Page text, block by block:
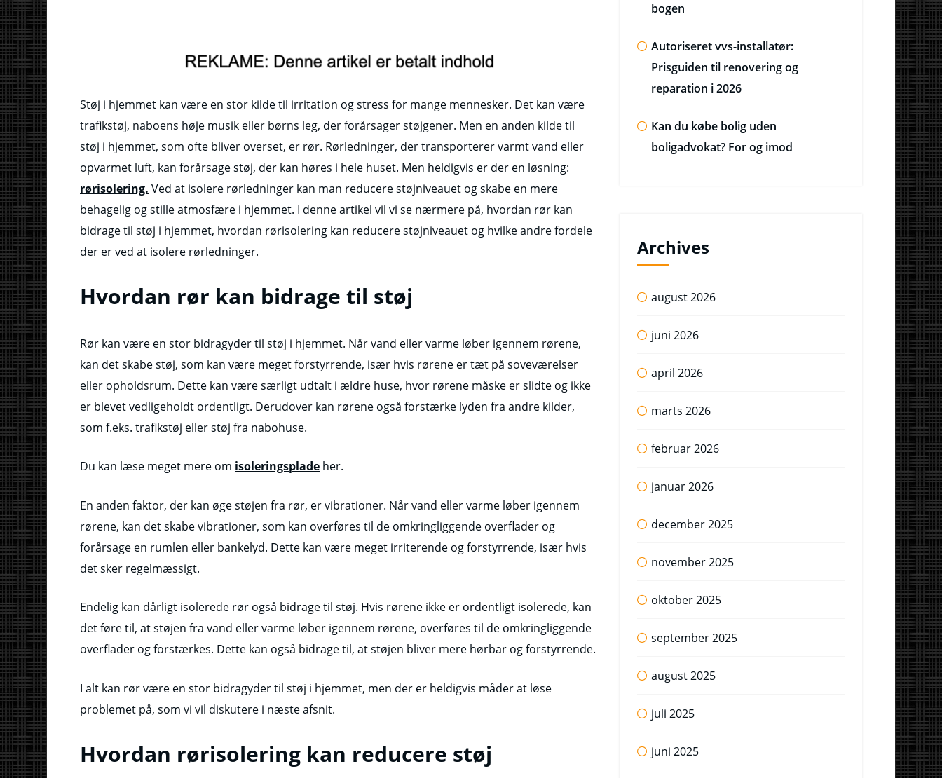
Støj i hjemmet kan være en stor kilde til irritation og stress for mange mennesker. Det kan være
trafikstøj, naboens høje musik eller børns leg, der forårsager støjgener. Men en anden kilde til
støj i hjemmet, som ofte bliver overset, er rør. Rørledninger, der transporterer varmt vand eller
opvarmet luft, kan forårsage støj, der kan høres i hele huset. Men heldigvis er der en løsning:
rørisolering. Ved at isolere rørledninger kan man reducere støjniveauet og skabe en mere
behagelig og stille atmosfære i hjemmet. I denne artikel vil vi se nærmere på, hvordan rør kan
bidrage til støj i hjemmet, hvordan rørisolering kan reducere støjniveauet og hvilke andre fordele
der er ved at isolere rørledninger.
Hvordan rør kan bidrage til støj
Rør kan være en stor bidragyder til støj i hjemmet. Når vand eller varme løber igennem rørene,
kan det skabe støj, som kan være meget forstyrrende, især hvis rørene er tæt på soveværelser
eller opholdsrum. Dette kan være særligt udtalt i ældre huse, hvor rørene måske er slidte og ikke
er blevet vedligeholdt ordentligt. Derudover kan rørene også forstærke lyden fra andre kilder,
som f.eks. trafikstøj eller støj fra nabohuse.
Du kan læse meget mere om isoleringsplade her.
En anden faktor, der kan øge støjen fra rør, er vibrationer. Når vand eller varme løber igennem
rørene, kan det skabe vibrationer, som kan overføres til de omkringliggende overflader og
forårsage en rumlen eller bankelyd. Dette kan være meget irriterende og forstyrrende, især hvis
det sker regelmæssigt.
Endelig kan dårligt isolerede rør også bidrage til støj. Hvis rørene ikke er ordentligt isolerede, kan
det føre til, at støjen fra vand eller varme løber igennem rørene, overføres til de omkringliggende
overflader og forstærkes. Dette kan også bidrage til, at støjen bliver mere hørbar og forstyrrende.
I alt kan rør være en stor bidragyder til støj i hjemmet, men der er heldigvis måder at løse
problemet på, som vi vil diskutere i næste afsnit.
Hvordan rørisolering kan reducere støj
bogen
Autoriseret vvs-installatør:
Prisguiden til renovering og
reparation i 2026
Kan du købe bolig uden
boligadvokat? For og imod
Archives
august 2026
juni 2026
april 2026
marts 2026
februar 2026
januar 2026
december 2025
november 2025
oktober 2025
september 2025
august 2025
juli 2025
juni 2025